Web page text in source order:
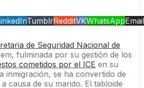
TumblrRedditVKWhatsAppEmail
de Seguridad Nacional de
fulminada por su gestión de los
cometidos por el ICE en su
inmigración, se ha convertido de
causa de su marido. El tabloide